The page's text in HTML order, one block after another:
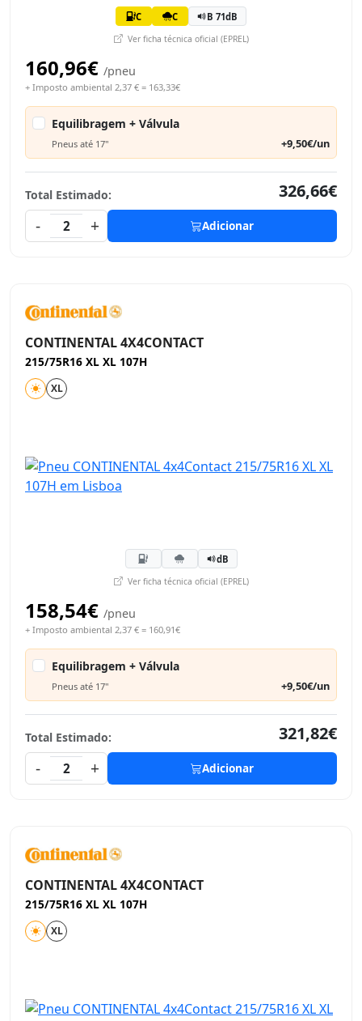
C C B 71dB
Ver ficha técnica oficial (EPREL)
160,96€ /pneu
+ Imposto ambiental 2,37 € = 163,33€
Equilibragem + Válvula
Pneus até 17" +9,50€/un
Total Estimado:
326,66€
-
2 + Adicionar
CONTINENTAL 4X4CONTACT
215/75R16 XL XL 107H
XL
dB
Ver ficha técnica oficial (EPREL)
158,54€ /pneu
+ Imposto ambiental 2,37 € = 160,91€
Equilibragem + Válvula
Pneus até 17" +9,50€/un
Total Estimado:
321,82€
-
2 + Adicionar
CONTINENTAL 4X4CONTACT
215/75R16 XL XL 107H
XL